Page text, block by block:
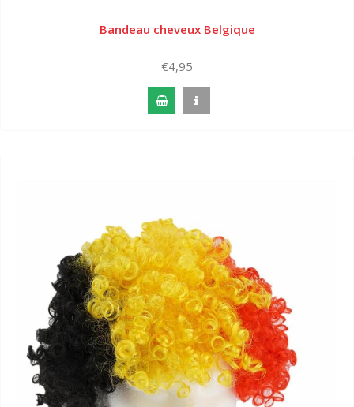
Bandeau cheveux Belgique
€4,95